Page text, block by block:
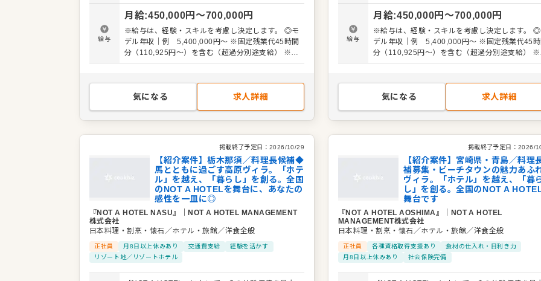
ます。 ■ 枠に囚われない、全国を巡る働き方 今回
は石垣の拠点を軸としながらも、全国に展開する
「NOT A HOTEL」の各拠点を巡回・サポートいた
だける方を求めています。新しい土地、新しい食
材、新しいゲストとの出会いが、あなたの料理人と
ディレクションをお任せします。 ・クリエイティ
ブ： 地元食材の選定・開発、独自のメニュー企画
（和洋中ジャンル不問） ・マネジメント： コスト
築・IT）との連携 ・新拠点立上げ： 経験に応じ、
新規拠点のキッチン設計やコンセプトメイキングへ
の参画
給与
月給:450,000円〜700,000円
※給与は、経験・スキルを考慮し決定します。 ◎モ
デル年収｜例 5,400,000円～ ※固定残業代45時間
分（110,925円～）を含む（超過分別途支給） ※試
用期間：3ヶ月（期間中の労働条件に変更なし）
気になる 求人詳細
で、自由に飲食を楽しむことができます。 ■ 枠に囚
われない、全国を巡る働き方 今回は群馬の拠点を
軸としながらも、全国に展開する「NOT A
HOTEL」の各拠点を巡回・サポートいただける
を求めています。新しい土地、新しい食材、新し
拠点におけるダイニング体験のトータルディレク
ョンをお任せします。 ・クリエイティブ： 地元食
材の選定・開発、独自のメニュー企画（和洋中ジ
スタッフ教育、多部門（運営・建築・IT）との連
・新拠点立上げ： 経験に応じ、新規拠点のキッチ
ン設計やコンセプトメイキングへの参画
給与
月給:450,000円〜700,000円
※給与は、経験・スキルを考慮し決定します。 ◎
デル年収｜例 5,400,000円～ ※固定残業代45時間
分（110,925円～）を含む（超過分別途支給） ※
用期間：3ヶ月（期間中の労働条件に変更なし）
気になる 求人詳細
掲載終了予定日： 2026/10/29
【紹介案件】栃木那須／料理長候補◆
馬とともに過ごす高原ヴィラ。「ホテ
ル」を越え、「暮らし」を創る。全国
のNOT A HOTELを舞台に、あなたの
感性を一皿に◎
『NOT A HOTEL NASU』 ｜NOT A HOTEL MANAGEMENT
株式会社
日本料理・割烹・懐石／ホテル・旅館／洋食全般
正社員 月8日以上休みあり 交通費支給
経験を活かす
リゾート地／リゾートホテル
掲載終了予定日： 2026/
【紹介案件】宮崎県・青島／料理
補募集・ビーチタウンの魅力あふ
ヴィラ。「ホテル」を越え、「暮
し」を創る。全国のNOT A
舞台です
『NOT A HOTEL AOSHIMA』
NOT A HOTEL
MANAGEMENT株式会社
日本料理・割烹・懐石／ホテル・旅館／洋食全般
正社員 各種資格取得支援あり
食材の仕入れ・目利き力
月8日以上休みあり
社会保険完備